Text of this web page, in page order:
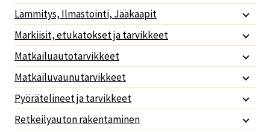
Lämmitys, Ilmastointi, Jääkaapit
Markiisit, etukatokset ja tarvikkeet
Matkailuautotarvikkeet
Matkailuvaunutarvikkeet
Pyörätelineet ja tarvikkeet
Retkeilyauton rakentaminen